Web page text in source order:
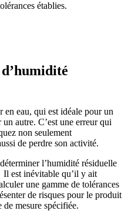
établies.
en eau, qui est idéale pour un
autre. C’est une erreur qui
non seulement
de perdre son activité.
l’humidité résiduelle
est inévitable qu’il y ait
une gamme de tolérances
de risques pour le produit
mesure spécifiée.